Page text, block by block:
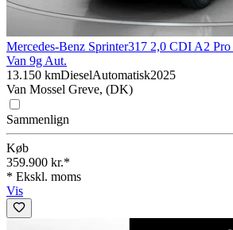
Mercedes-Benz Sprinter317 2,0 CDI A2
Van 9g Aut.
13.150 kmDieselAutomatisk2025
Van Mossel Greve, (DK)
Sammenlign
Køb
359.900 kr.*
* Ekskl. moms
Vis